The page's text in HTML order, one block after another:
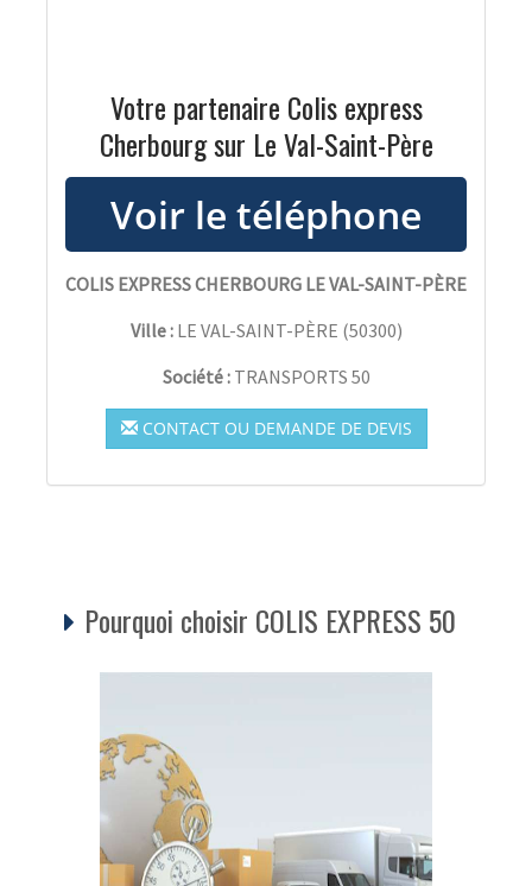
Votre partenaire Colis express
Cherbourg sur Le Val-Saint-Père
COLIS EXPRESS CHERBOURG LE VAL-SAINT-PÈRE
Ville : LE VAL-SAINT-PÈRE (50300)
Société : TRANSPORTS 50
CONTACT OU DEMANDE DE DEVIS
Pourquoi choisir COLIS EXPRESS 50